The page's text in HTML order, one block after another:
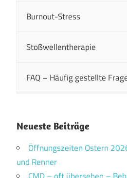
Burnout-Stress
Stoßwellentherapie
FAQ – Häufig gestellte
Neueste Beiträge
Öffnungszeiten Ostern
und Renner